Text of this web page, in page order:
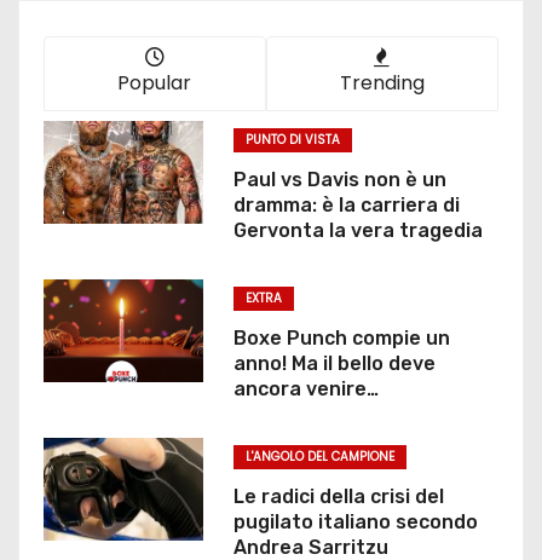
o
n
e
d
e
g
l
i
a
r
Popular Trending
PUNTO DI VISTA
Paul vs Davis non è un
dramma: è la carriera di
Gervonta la vera tragedia
EXTRA
Boxe Punch compie un
anno! Ma il bello deve
ancora venire…
L'ANGOLO DEL CAMPIONE
Le radici della crisi del
pugilato italiano secondo
Andrea Sarritzu